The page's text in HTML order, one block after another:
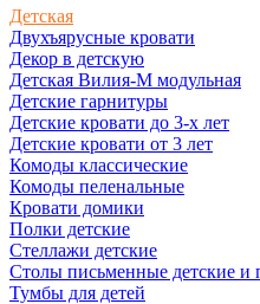
Детская
Двухъярусные кровати
Декор в детскую
Детская Вилия-М модульная
Детские гарнитуры
Детские кровати до 3-х лет
Детские кровати от 3 лет
Комоды классические
Комоды пеленальные
Кровати домики
Полки детские
Стеллажи детские
Столы письменные детские и
Тумбы для детей